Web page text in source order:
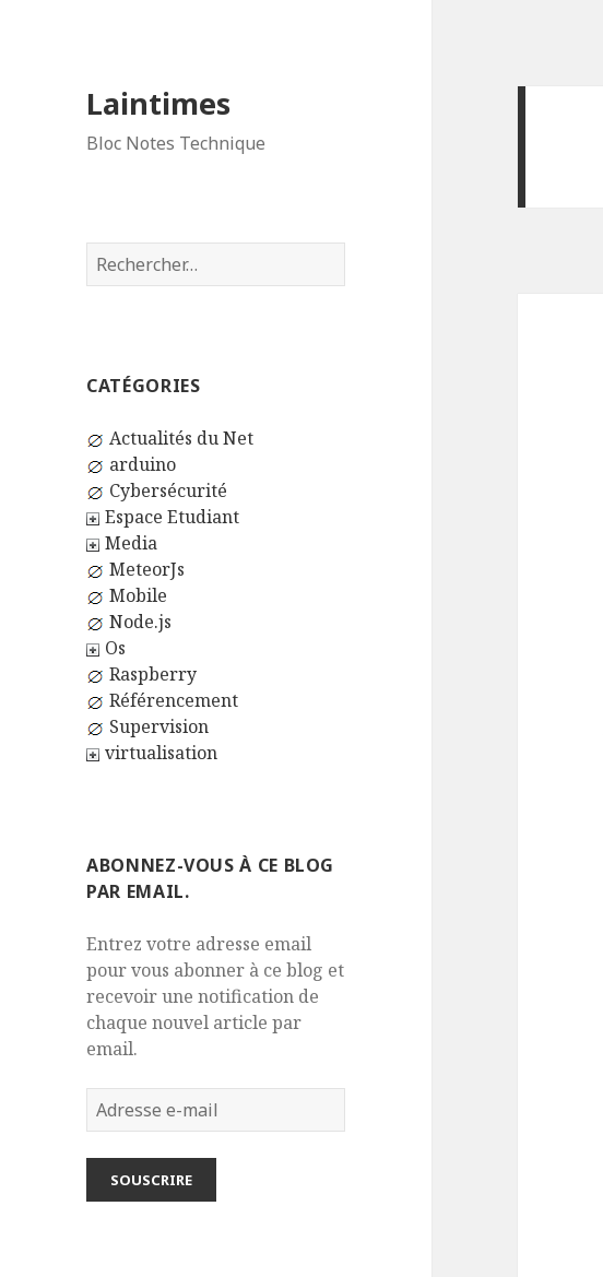
Laintimes
Bloc Notes Technique
Rechercher :
CATÉGORIES
Actualités du Net
arduino
Cybersécurité
Espace Etudiant
Media
MeteorJs
Mobile
Node.js
Os
Raspberry
Référencement
Supervision
virtualisation
ABONNEZ-VOUS À CE BLOG
PAR EMAIL.
Entrez votre adresse email
pour vous abonner à ce blog et
recevoir une notification de
chaque nouvel article par
email.
Adresse
e-
mail
SOUSCRIRE